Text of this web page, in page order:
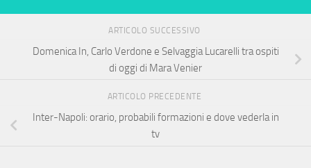
ARTICOLO SUCCESSIVO
Domenica In, Carlo Verdone e Selvaggia Lucarelli tra ospiti
di oggi di Mara Venier
ARTICOLO PRECEDENTE
Inter-Napoli: orario, probabili formazioni e dove vederla in
tv